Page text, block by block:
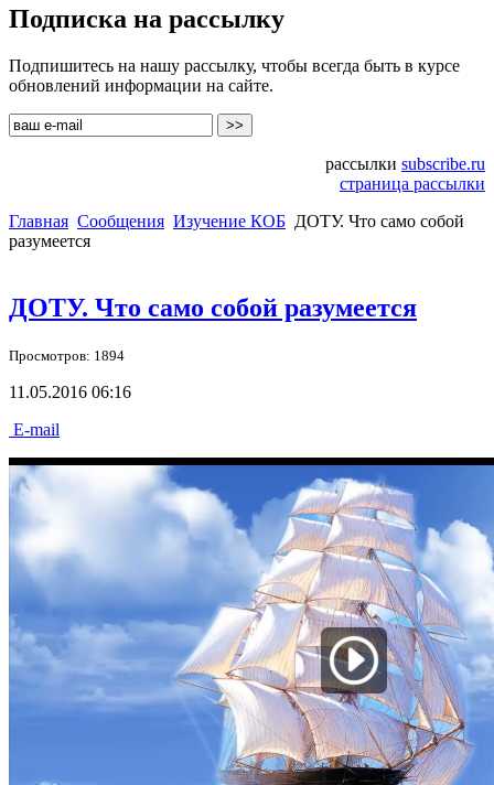
Подписка на рассылку
Подпишитесь на нашу рассылку, чтобы всегда быть в курсе
обновлений информации на сайте.
рассылки subscribe.ru
страница рассылки
Главная Сообщения Изучение КОБ ДОТУ. Что само собой
разумеется
ДОТУ. Что само собой разумеется
Просмотров: 1894
11.05.2016 06:16
E-mail